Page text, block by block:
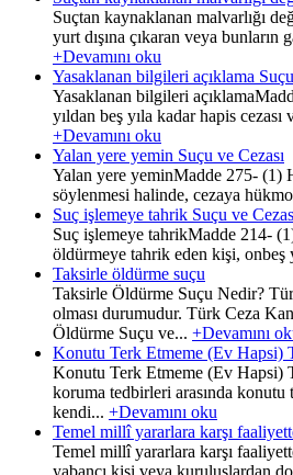
Suçtan kaynaklanan malvarlığı
yurt dışına çıkaran veya
+Devamını oku
Yasaklanan bilgileri açıklama
Yasaklanan bilgileri
yıldan beş yıla kadar hapis
+Devamını oku
Yalan yere yemin Suçu ve Cezası
Yalan yere yeminMadde 275- (1)
söylenmesi halinde, cezaya
Suç işlemeye tahrik Suçu ve
Suç işlemeye tahrikMadde 214-
öldürmeye tahrik eden kişi, onbeş
Taksirle öldürme suçu
Taksirle Öldürme Suçu Nedir?
olması durumudur. Türk Ceza
Öldürme Suçu ve... +Devamını
Konutu Terk Etmeme (Ev Hapsi)
Konutu Terk Etmeme (Ev Hapsi)
koruma tedbirleri arasında
kendi... +Devamını oku
Temel millî yararlara karşı
Temel millî yararlara karşı
yabancı kişi veya kuruluşlardan